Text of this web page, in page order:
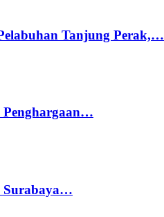
Tanjung Perak,…
Penghargaan…
Surabaya…